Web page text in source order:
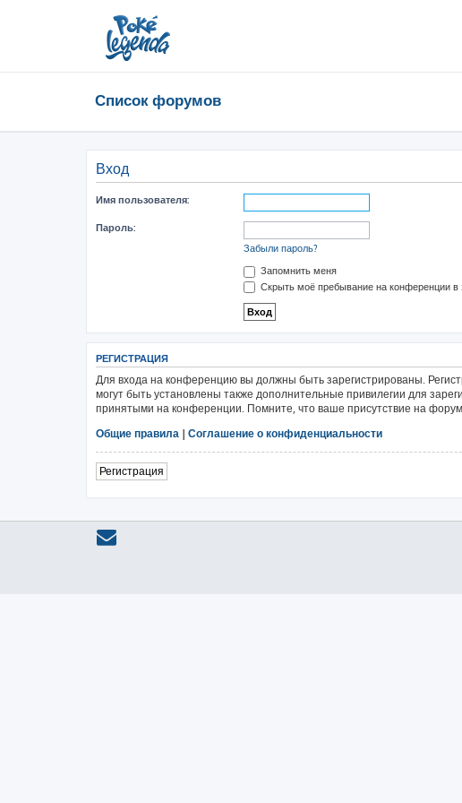
Список форумов
Вход
Имя пользователя:
Пароль:
Забыли пароль?
Запомнить меня
Скрыть моё пребывание на конференции в
РЕГИСТРАЦИЯ
Для входа на конференцию вы должны быть зарегистрированы.
могут быть установлены также дополнительные привилегии для
принятыми на конференции. Помните, что ваше присутствие на
Общие правила | Соглашение о конфиденциальности
Регистрация